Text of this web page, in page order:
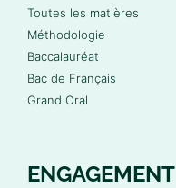
Toutes les matières
Méthodologie
Baccalauréat
Bac de Français
Grand Oral
ENGAGEMENT